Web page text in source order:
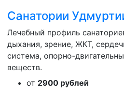
Санатории
Лечебный профиль
дыхания, зрение, ЖКТ,
система, опорно-
веществ.
от 2900 рублей